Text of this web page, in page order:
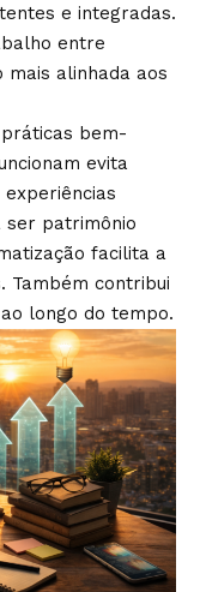
e integradas.
entre
mais alinhada aos
bem-
evita
ser patrimônio
facilita a
Também contribui
longo do tempo.